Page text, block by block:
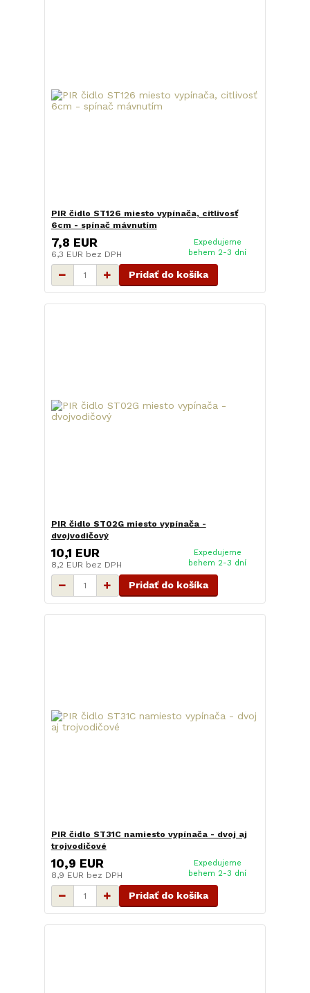
PIR čidlo ST126 miesto vypínača, citlivosť
6cm - spínač mávnutím
7,8 EUR
6,3 EUR bez DPH
Expedujeme
behem 2-3 dní
Pridať do košíka
PIR čidlo ST02G miesto vypínača -
dvojvodičový
10,1 EUR
8,2 EUR bez DPH
Expedujeme
behem 2-3 dní
Pridať do košíka
PIR čidlo ST31C namiesto vypínača - dvoj aj
trojvodičové
10,9 EUR
8,9 EUR bez DPH
Expedujeme
behem 2-3 dní
Pridať do košíka